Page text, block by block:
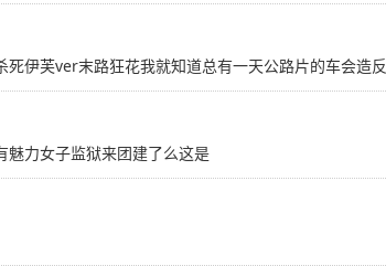
伊芙ver末路狂花我就知道总有一天公路片的车会造反
力女子监狱来团建了么这是